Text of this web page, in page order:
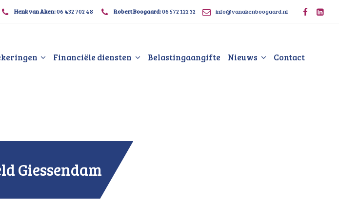
Henk van Aken:06 432 702 48 Robert Boogaard:06 572 122 32 info@vanakenboogaard.nl
Financiële diensten Belastingaangifte Nieuws Contact
Giessendam